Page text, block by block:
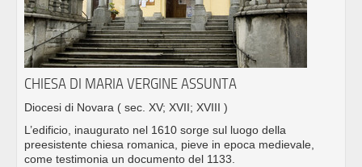
CHIESA DI MARIA VERGINE ASSUNTA
Diocesi di Novara ( sec. XV; XVII; XVIII )
L’edificio, inaugurato nel 1610 sorge sul luogo della
preesistente chiesa romanica, pieve in epoca medievale,
come testimonia un documento del 1133.